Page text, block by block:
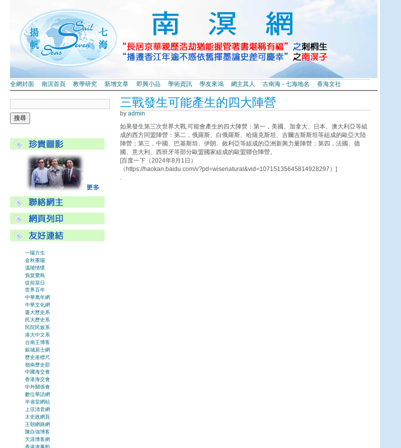
全網封面 南溟首頁 教學研究 新增文章 即興小品 學術資訊 學友來鴻 網主其人 古南海 - 七海地名 香海文社
三戰發生可能產生的四大陣營
by admin
如果發生第三次世界大戰,可能會產生的四大陣營：第一，美國、加拿大、日本、澳大利亞等組
成的西方同盟陣營：第二，俄羅斯、白俄羅斯、哈薩克斯坦、吉爾吉斯斯坦等組成的歐亞大陸
陣營；第三，中國、巴基斯坦、伊朗、敘利亞等組成的亞洲新興力量陣營；第四，法國、德
國、意大利、西班牙等部分歐盟國家組成的歐盟聯合陣營。
[百度一下（2024年8月1日）
（https://haokan.baidu.com/v?pd=wisenatural&vid=10715135645814928297）]
.
一陽方生
金秋重陽
溫陵情懷
負笈鷺島
從前當日
世界百年
中華萬年網
中華文化網
廈大歷史系
民大歷史系
民院民族系
港大中文系
台南王博客
銀城居士網
歷史座標尺
嶺南歷史部
中國海交會
香港海交會
中外關係會
數位華語網
半省堂網站
上弦清音網
太史政網頁
王朝網路網
陳自強博客
天涯博客網
香港海事館